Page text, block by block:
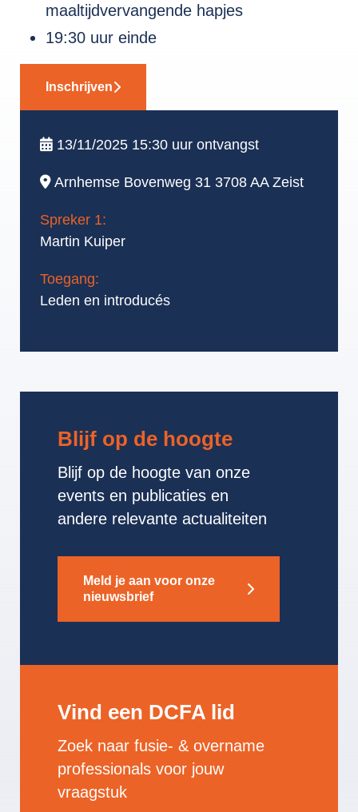
maaltijdvervangende hapjes
19:30 uur einde
Inschrijven
13/11/2025 15:30 uur ontvangst
Arnhemse Bovenweg 31 3708 AA Zeist
Spreker 1:
Martin Kuiper
Toegang:
Leden en introducés
Blijf op de hoogte
Blijf op de hoogte van onze
events en publicaties en
andere relevante actualiteiten
Meld je aan voor onze
nieuwsbrief
Vind een DCFA lid
Zoek naar fusie- & overname
professionals voor jouw
vraagstuk